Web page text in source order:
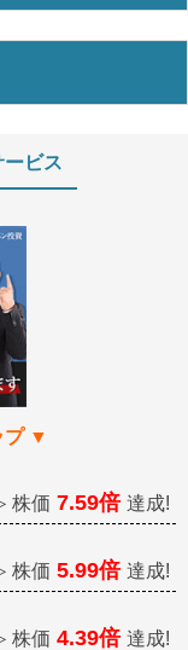
ビス
株価 7.59倍 達成!
株価 5.99倍 達成!
株価 4.39倍 達成!